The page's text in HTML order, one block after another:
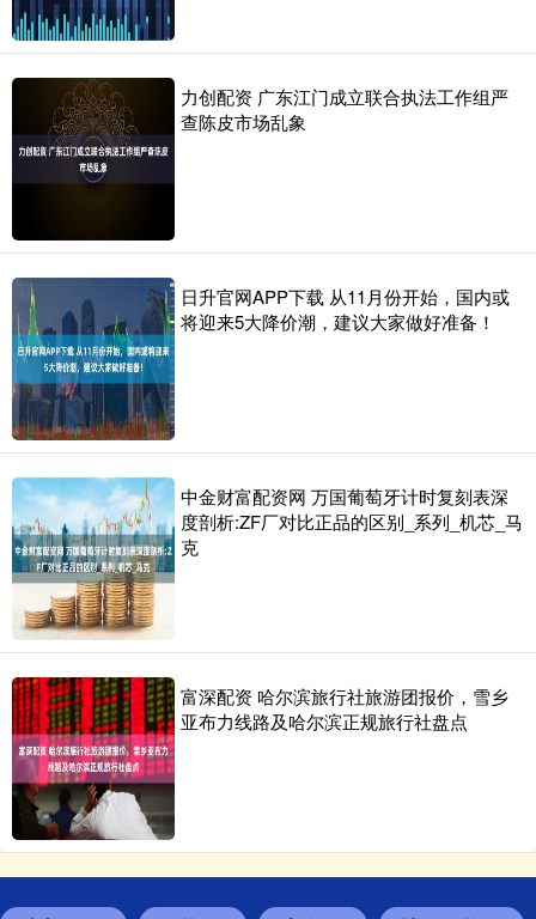
力创配资 广东江门成立联合执法工作组严
查陈皮市场乱象
日升官网APP下载 从11月份开始，国内或
将迎来5大降价潮，建议大家做好准备！
中金财富配资网 万国葡萄牙计时复刻表深
度剖析:ZF厂对比正品的区别_系列_机芯_马
克
富深配资 哈尔滨旅行社旅游团报价，雪乡
亚布力线路及哈尔滨正规旅行社盘点